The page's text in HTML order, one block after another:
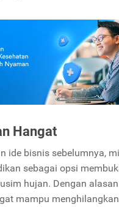
Hangat
ide bisnis sebelumnya,
sebagai opsi
hujan. Dengan
mampu